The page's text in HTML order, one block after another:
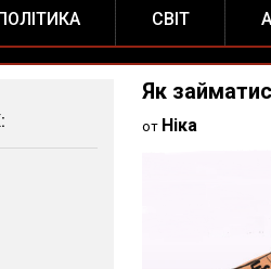
СВІТ
Як
от Ніка